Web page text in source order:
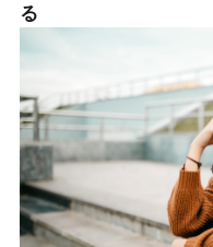
る